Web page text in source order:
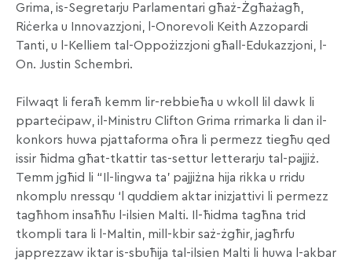
Grima, is-Segretarju Parlamentari għaż-Żgħażagħ,
Riċerka u Innovazzjoni, l-Onorevoli Keith Azzopardi
Tanti, u l-Kelliem tal-Oppożizzjoni għall-Edukazzjoni, l-
On. Justin Schembri.
Filwaqt li feraħ kemm lir-rebbieħa u wkoll lil dawk li
pparteċipaw, il-Ministru Clifton Grima rrimarka li dan il-
konkors huwa pjattaforma oħra li permezz tiegħu qed
issir ħidma għat-tkattir tas-settur letterarju tal-pajjiż.
Temm jgħid li “Il-lingwa ta’ pajjiżna hija rikka u rridu
nkomplu nressqu ‘l quddiem aktar inizjattivi li permezz
tagħhom insaħħu l-ilsien Malti. Il-ħidma tagħna trid
tkompli tara li l-Maltin, mill-kbir saż-żgħir, jagħrfu
japprezzaw iktar is-sbuħija tal-ilsien Malti li huwa l-akbar